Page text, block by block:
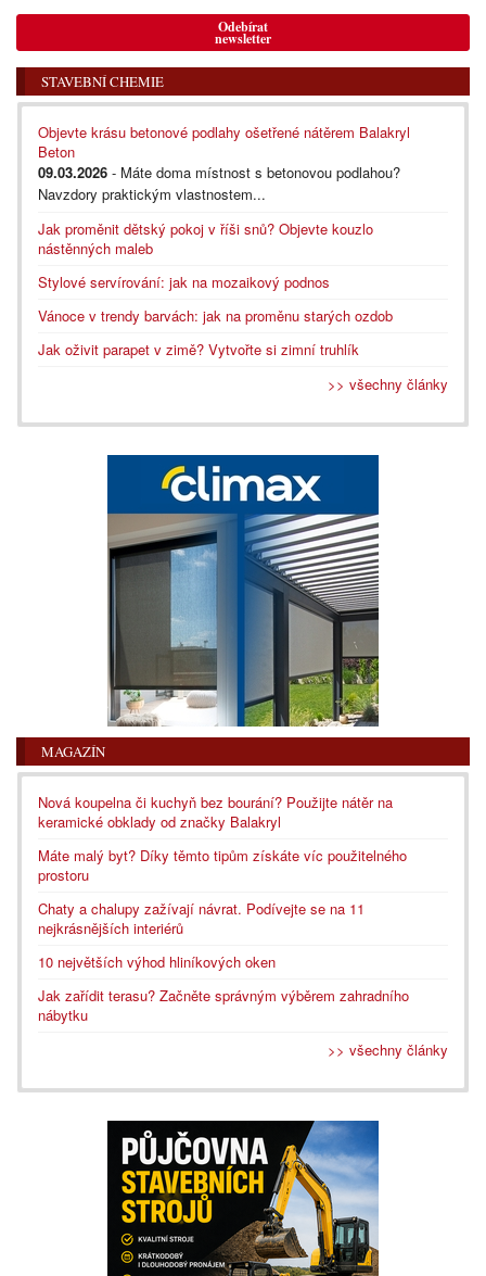
Odebírat
newsletter
STAVEBNÍ CHEMIE
Objevte krásu betonové podlahy ošetřené nátěrem Balakryl
Beton
09.03.2026 - Máte doma místnost s betonovou podlahou?
Navzdory praktickým vlastnostem...
Jak proměnit dětský pokoj v říši snů? Objevte kouzlo
nástěnných maleb
Stylové servírování: jak na mozaikový podnos
Vánoce v trendy barvách: jak na proměnu starých ozdob
Jak oživit parapet v zimě? Vytvořte si zimní truhlík
>> všechny články
MAGAZÍN
Nová koupelna či kuchyň bez bourání? Použijte nátěr na
keramické obklady od značky Balakryl
Máte malý byt? Díky těmto tipům získáte víc použitelného
prostoru
Chaty a chalupy zažívají návrat. Podívejte se na 11
nejkrásnějších interiérů
10 největších výhod hliníkových oken
Jak zařídit terasu? Začněte správným výběrem zahradního
nábytku
>> všechny články